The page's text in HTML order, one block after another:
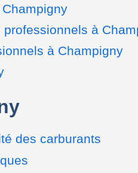
à
à Champigny
des carburants